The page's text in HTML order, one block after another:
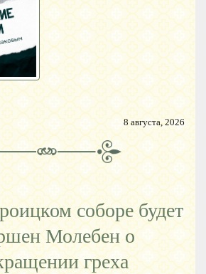
8 августа, 2026
соборе будет
Молебен о
греха